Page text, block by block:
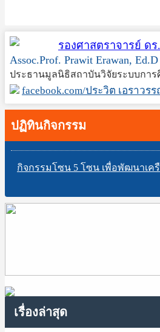
รองศาสตราจารย์ ด
Assoc.Prof. Prawit Erawan, Ed.D
ประธานมูลนิธิสถาบันวิจัยระบบการ
facebook.com/ประวิต เอราวร
ปฏิทินกิจกรรม
กิจกรรมโซน 5 โซน เพื่อพัฒนาเค
เรื่องล่าสุด